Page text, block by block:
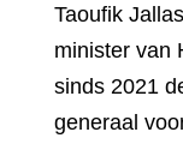
Taoufik
minister van
sinds 2021
generaal